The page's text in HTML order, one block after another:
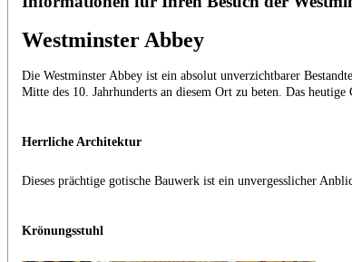
Westminster Abbey
Die Westminster Abbey ist ein absolut unverzichtbarer
Mitte des 10. Jahrhunderts an diesem Ort zu beten. Das
Herrliche Architektur
Dieses prächtige gotische Bauwerk ist ein unvergesslicher
Krönungsstuhl